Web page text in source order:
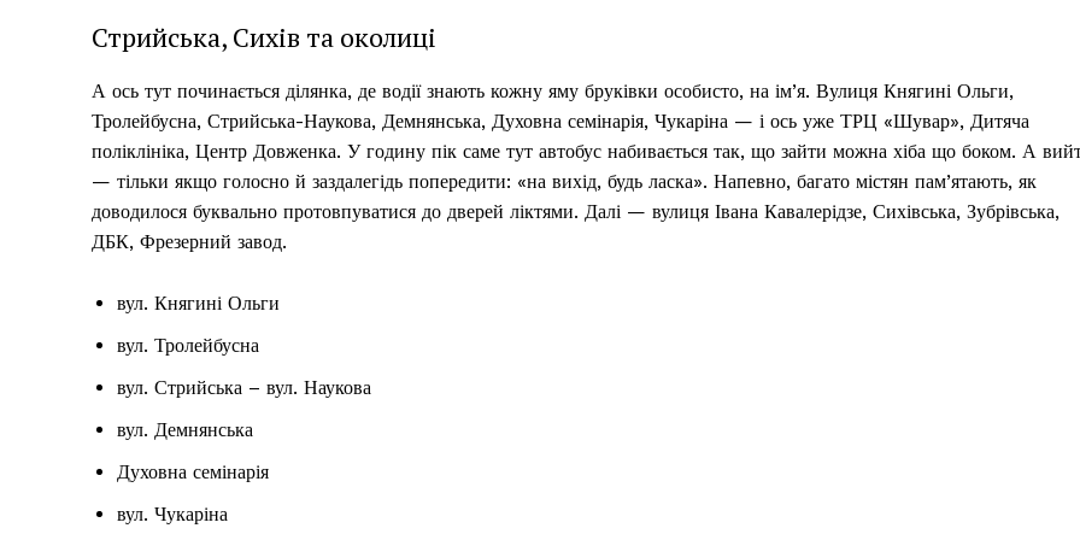
Стрийська, Сихів та околиці
А ось тут починається ділянка, де водії знають кожну яму бруківки особисто, на ім’я. Вулиця Княгині Ольги,
Тролейбусна, Стрийська-Наукова, Демнянська, Духовна семінарія, Чукаріна — і ось уже ТРЦ «Шувар», Дитяча
поліклініка, Центр Довженка. У годину пік саме тут автобус набивається так, що зайти можна хіба що боком. А
— тільки якщо голосно й заздалегідь попередити: «на вихід, будь ласка». Напевно, багато містян пам’ятають, як
доводилося буквально протовпуватися до дверей ліктями. Далі — вулиця Івана Кавалерідзе, Сихівська, Зубрівська,
ДБК, Фрезерний завод.
вул. Княгині Ольги
вул. Тролейбусна
вул. Стрийська – вул. Наукова
вул. Демнянська
Духовна семінарія
вул. Чукаріна